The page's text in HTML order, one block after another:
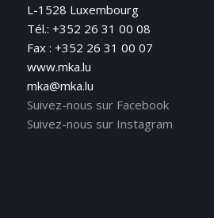
L-1528 Luxembourg
Tél.: +352 26 31 00 08
Fax : +352 26 31 00 07
www.mka.lu
mka@mka.lu
Suivez-nous sur Facebook
Suivez-nous sur Instagram